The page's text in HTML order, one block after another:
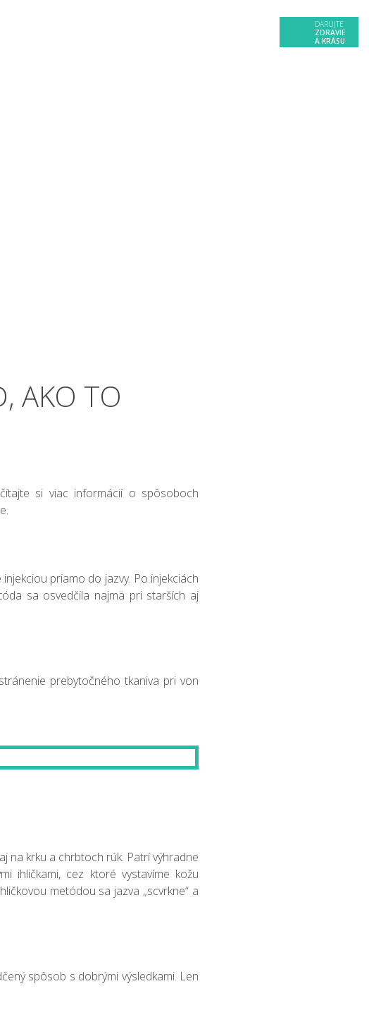
DARUJTE
ZDRAVIE
A KRÁSU
AKO TO
si viac informácií o spôsoboch
priamo do jazvy. Po injekciách
sa osvedčila najmä pri starších aj
prebytočného tkaniva pri von
na krku a chrbtoch rúk. Patrí výhradne
ihličkami, cez ktoré vystavíme kožu
metódou sa jazva „scvrkne“ a
spôsob s dobrými výsledkami. Len